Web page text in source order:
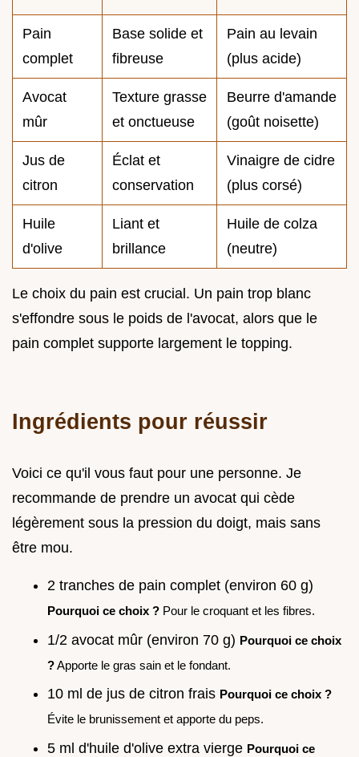
Pain
complet
Base solide et
fibreuse
Pain au levain
(plus acide)
Avocat
mûr
Texture grasse
et onctueuse
Beurre d'amande
(goût noisette)
Jus de
citron
Éclat et
conservation
Vinaigre de cidre
(plus corsé)
Huile
d'olive
Liant et
brillance
Huile de colza
(neutre)
Le choix du pain est crucial. Un pain trop blanc
s'effondre sous le poids de l'avocat, alors que le
pain complet supporte largement le topping.
Ingrédients pour réussir
Voici ce qu'il vous faut pour une personne. Je
recommande de prendre un avocat qui cède
légèrement sous la pression du doigt, mais sans
être mou.
2 tranches de pain complet (environ 60 g)
Pourquoi ce choix ? Pour le croquant et les fibres.
1/2 avocat mûr (environ 70 g) Pourquoi ce choix
?Apporte le gras sain et le fondant.
10 ml de jus de citron frais Pourquoi ce choix ?
Évite le brunissement et apporte du peps.
5 ml d'huile d'olive extra vierge Pourquoi ce